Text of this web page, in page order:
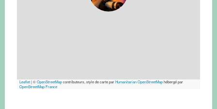
Leaflet|©OpenStreetMapcontributeurs, style de carte parHumanitarian OpenStreetMaphébergé par
OpenStreetMap France